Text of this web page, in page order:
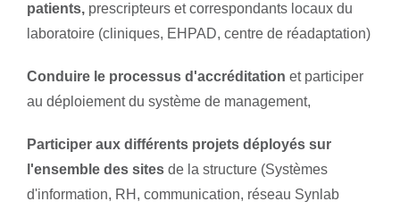
patients, prescripteurs et correspondants locaux du
laboratoire (cliniques, EHPAD, centre de réadaptation)
Conduire le processus d'accréditation et participer
au déploiement du système de management,
Participer aux différents projets déployés sur
l'ensemble des sites de la structure (Systèmes
d'information, RH, communication, réseau Synlab